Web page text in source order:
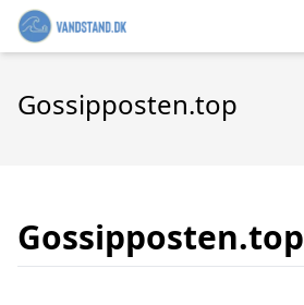
Gossipposten.top
Gossipposten.top